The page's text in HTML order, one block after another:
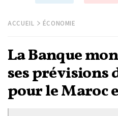
ACCUEIL ÉCONOMIE
La Banque
ses prévisions
pour le Maroc